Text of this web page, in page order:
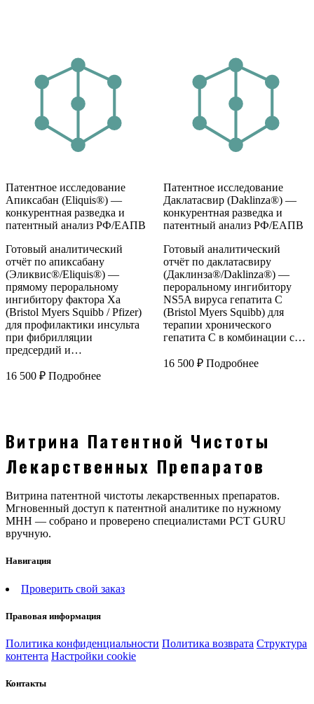
Патентное исследование
Апиксабан (Eliquis®) —
конкурентная разведка и
патентный анализ РФ/ЕАПВ
Готовый аналитический
отчёт по апиксабану
(Эликвис®/Eliquis®) —
прямому пероральному
ингибитору фактора Xa
(Bristol Myers Squibb / Pfizer)
для профилактики инсульта
при фибрилляции
предсердий и…
16 500 ₽ Подробнее
Патентное исследование
Даклатасвир (Daklinza®) —
конкурентная разведка и
патентный анализ РФ/ЕАПВ
Готовый аналитический
отчёт по даклатасвиру
(Даклинза®/Daklinza®) —
пероральному ингибитору
NS5A вируса гепатита С
(Bristol Myers Squibb) для
терапии хронического
гепатита С в комбинации с…
16 500 ₽ Подробнее
Витрина Патентной Чистоты
Лекарственных Препаратов
Витрина патентной чистоты лекарственных препаратов.
Мгновенный доступ к патентной аналитике по нужному
МНН — собрано и проверено специалистами PCT GURU
вручную.
Навигация
Проверить свой заказ
Правовая информация
Политика конфиденциальности Политика возврата Структура
контента Настройки cookie
Контакты